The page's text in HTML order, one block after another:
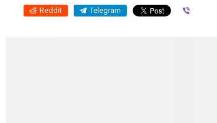
Reddit Telegram